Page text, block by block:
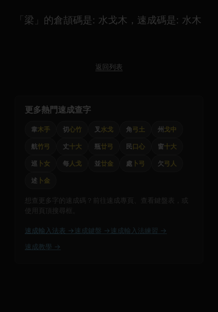
「梁」的倉頡碼是: 水戈木，速成碼是: 水木
返回列表
更多熱門速成查字
韋木手 切心竹 叉 水戈 角弓土 州 戈中
航竹弓 丈十大 瓶廿弓 民口心 窗十大
巡 卜女 每人戈 並廿金 處 卜弓 欠弓人
述 卜金
想查更多字的速成碼？前往速成專頁、查看鍵盤表，或
使用頁頂搜尋框。
速成輸入法表 → 速成鍵盤 → 速成輸入法練習 →
速成教學 →